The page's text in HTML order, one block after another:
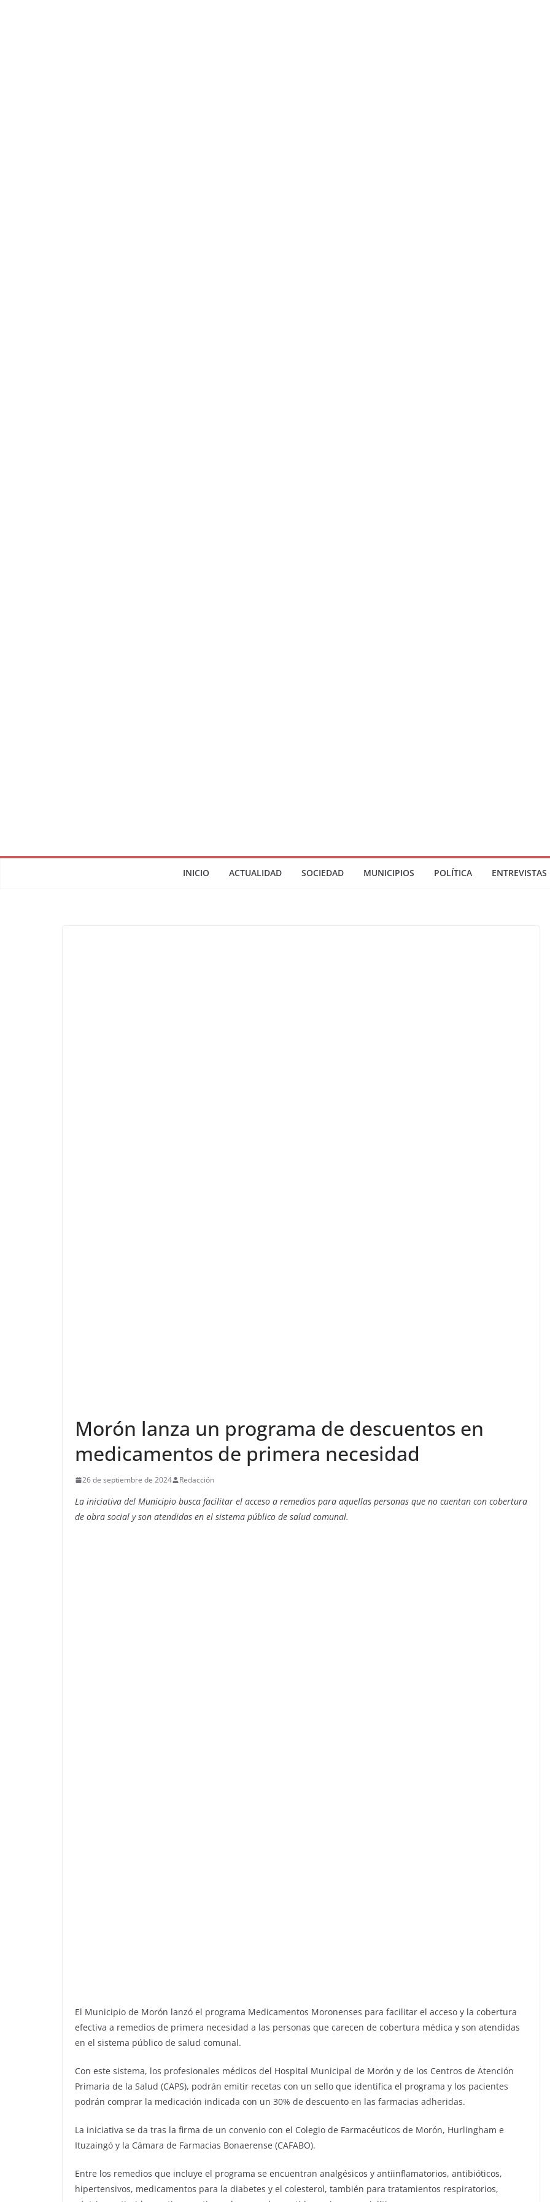
INICIO ACTUALIDAD SOCIEDAD MUNICIPIOS POLÍTICA ENTREVISTAS
Morón lanza un programa de descuentos en
medicamentos de primera necesidad
26 de septiembre de 2024 Redacción
La iniciativa del Municipio busca facilitar el acceso a remedios para aquellas personas que no cuentan con cobertura
de obra social y son atendidas en el sistema público de salud comunal.
El Municipio de Morón lanzó el programa Medicamentos Moronenses para facilitar el acceso y la cobertura
efectiva a remedios de primera necesidad a las personas que carecen de cobertura médica y son atendidas
en el sistema público de salud comunal.
Con este sistema, los profesionales médicos del Hospital Municipal de Morón y de los Centros de Atención
Primaria de la Salud (CAPS), podrán emitir recetas con un sello que identifica el programa y los pacientes
podrán comprar la medicación indicada con un 30% de descuento en las farmacias adheridas.
La iniciativa se da tras la firma de un convenio con el Colegio de Farmacéuticos de Morón, Hurlingham e
Ituzaingó y la Cámara de Farmacias Bonaerense (CAFABO).
Entre los remedios que incluye el programa se encuentran analgésicos y antiinflamatorios, antibióticos,
hipertensivos, medicamentos para la diabetes y el colesterol, también para tratamientos respiratorios,